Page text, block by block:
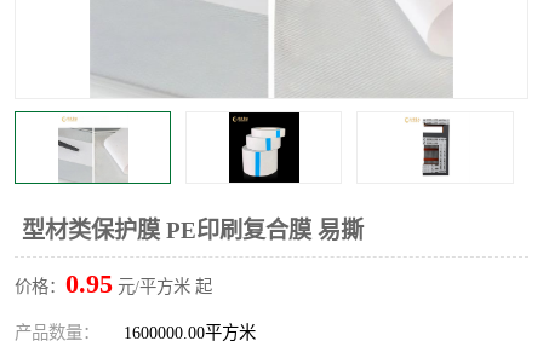
型材类保护膜 PE印刷复合膜 易撕
价格： 0.95 元/平方米 起
产品数量： 1600000.00平方米
两边上胶保护膜
窗缝阻风胶带 铝板保护膜
不锈钢板保护膜